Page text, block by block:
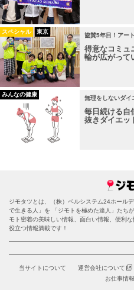
スペシャル 東京
協賛5年目！アー
得意なコミュ
輪が広がって
みんなの健康
無理をしないダ
毎日続ける自
抜きダイエッ
ジモタツとは、（株）ベルシステム24ホール
で生きる人」を 「ジモトを極めた達人」たち
モト密着の美味しい情報、面白い情報、便利
役立つ情報満載です！
当サイトについて 運営会社について
お仕事情